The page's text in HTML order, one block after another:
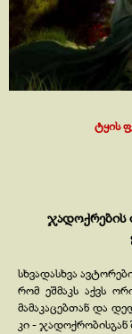
ტყის
ჯადოქრების
სხვადასხვა
რომ ეშმაკს აქვს
მამაკაცებთან და
კი -ჯადოქრობისგან